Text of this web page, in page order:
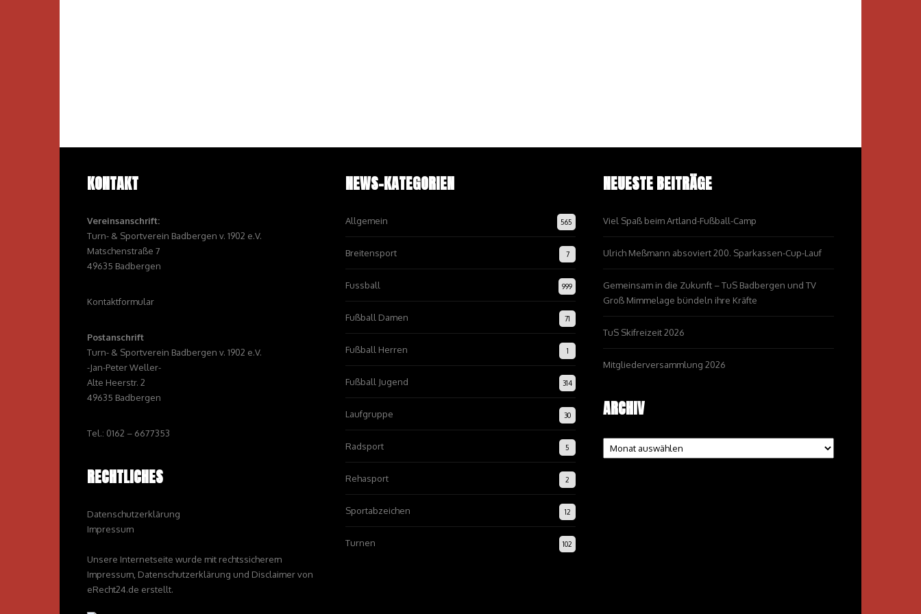
KONTAKT
Vereinsanschrift:
Turn- & Sportverein Badbergen v. 1902 e.V.
Matschenstraße 7
49635 Badbergen
Kontaktformular
Postanschrift
Turn- & Sportverein Badbergen v. 1902 e.V.
-Jan-Peter Weller-
Alte Heerstr. 2
49635 Badbergen
Tel.: 0162 – 6677353
RECHTLICHES
Datenschutzerklärung
Impressum
Unsere Internetseite wurde mit rechtssicherem
Impressum, Datenschutzerklärung und Disclaimer von
eRecht24.de erstellt.
NEWS-KATEGORIEN
Allgemein 565
Breitensport 7
Fussball 999
Fußball Damen 71
Fußball Herren 1
Fußball Jugend 314
Laufgruppe 30
Radsport 5
Rehasport 2
Sportabzeichen 12
Turnen 102
NEUESTE BEITRÄGE
Viel Spaß beim Artland-Fußball-Camp
Ulrich Meßmann absoviert 200. Sparkassen-Cup-Lauf
Gemeinsam in die Zukunft – TuS Badbergen und TV
Groß Mimmelage bündeln ihre Kräfte
TuS Skifreizeit 2026
Mitgliederversammlung 2026
ARCHIV
Archiv